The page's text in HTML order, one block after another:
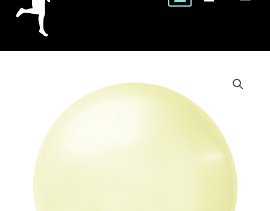
Decorator
Bubble
Menge